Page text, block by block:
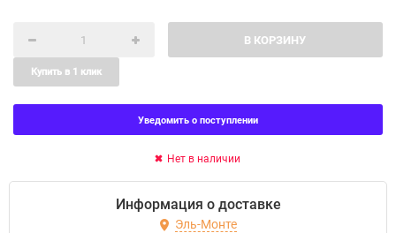
В КОРЗИНУ
Купить в 1 клик
Уведомить о поступлении
Нет в наличии
Информация о доставке
Эль-Монте